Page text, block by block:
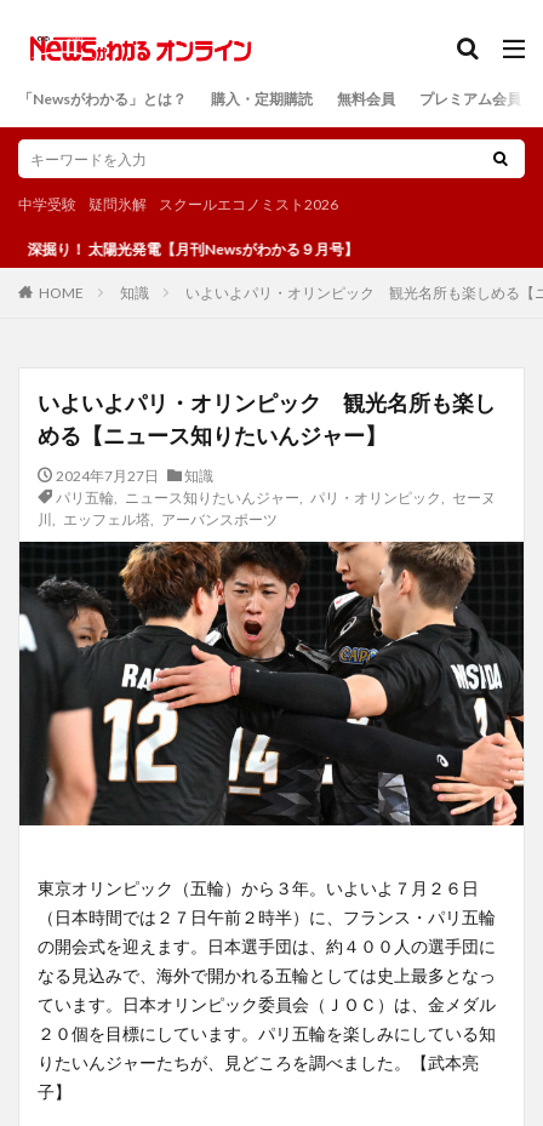
「Newsがわかる」とは？ 購入・定期購読 無料会員 プレミアム会員
中学受験 疑問氷解 スクールエコノミスト2026
光発電【月刊Newsがわかる９月号】
HOME 知識 いよいよパリ・オリンピック 観光名所も楽しめる【
いよいよパリ・オリンピック 観光名所も楽し
める【ニュース知りたいんジャー】
2024年7月27日
知識
パリ五輪
ニュース知りたいんジャー パリ・オリンピック
セーヌ
川
エッフェル塔 アーバンスポーツ
東京オリンピック（五輪）から３年。いよいよ７月２６日
（日本時間では２７日午前２時半）に、フランス・パリ五輪
の開会式を迎えます。日本選手団は、約４００人の選手団に
なる見込みで、海外で開かれる五輪としては史上最多となっ
ています。日本オリンピック委員会（ＪＯＣ）は、金メダル
２０個を目標にしています。パリ五輪を楽しみにしている知
りたいんジャーたちが、見どころを調べました。【武本亮
子】
検索